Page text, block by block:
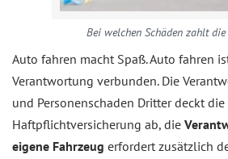
Bei welchen Schäden zahlt die
Auto fahren macht Spaß. Auto fahren
Verantwortung verbunden. Die
und Personenschaden Dritter deckt die
Haftpflichtversicherung ab, die
eigene Fahrzeug erfordert zusätzlich